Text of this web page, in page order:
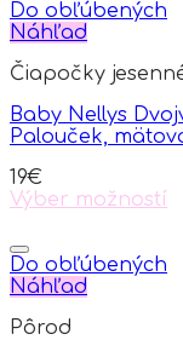
Do obľúbených
Náhľad
Čiapočky
Baby Nellys
Palouček,
19€
Výber možností
product
has
multiple
The
Do obľúbených
Náhľad
Pôrod